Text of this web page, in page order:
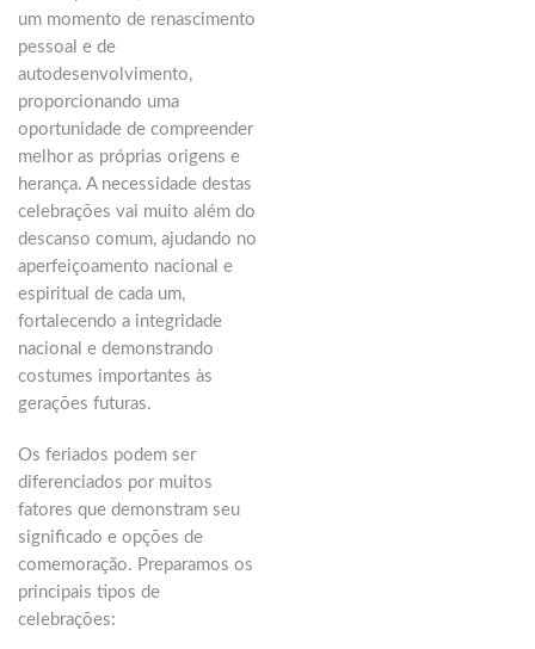
um momento de renascimento
pessoal e de
autodesenvolvimento,
proporcionando uma
oportunidade de compreender
melhor as próprias origens e
herança. A necessidade destas
celebrações vai muito além do
descanso comum, ajudando no
aperfeiçoamento nacional e
espiritual de cada um,
fortalecendo a integridade
nacional e demonstrando
costumes importantes às
gerações futuras.
Os feriados podem ser
diferenciados por muitos
fatores que demonstram seu
significado e opções de
comemoração. Preparamos os
principais tipos de
celebrações: